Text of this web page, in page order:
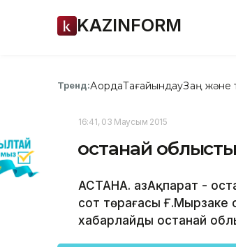
KAZINFORM
Тренд:АқордаТағайындауЗаң және
16:41, 03 Маусым 2015
Қостанай
АСТАНА. ҚазАқпарат -
сот төрағасы
хабарлайды Қостанай